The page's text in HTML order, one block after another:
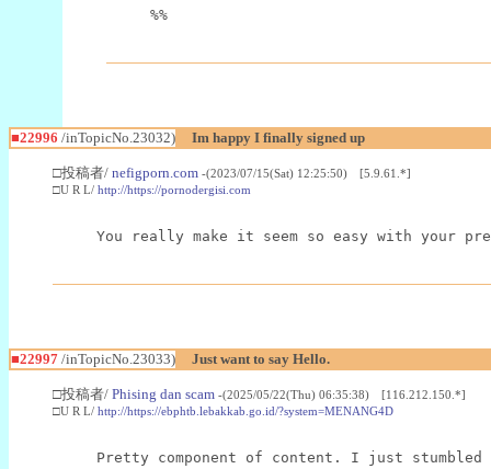
%%
■22996 /inTopicNo.23032) Im happy I finally signed up
□投稿者/ nefigporn.com -(2023/07/15(Sat) 12:25:50) [5.9.61.*]
□U R L/ http://https://pornodergisi.com
You really make it seem so easy with your
■22997 /inTopicNo.23033) Just want to say Hello.
□投稿者/ Phising dan scam -(2025/05/22(Thu) 06:35:38) [116.212.150.*]
□U R L/ http://https://ebphtb.lebakkab.go.id/?system=MENANG4D
Pretty component of content. I just